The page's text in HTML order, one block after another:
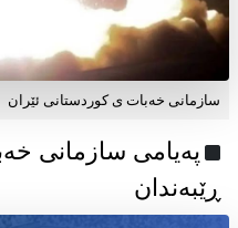
سازمانی خەبات ی کوردستانی ئێران
ڕێبەندان